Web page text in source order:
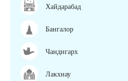
Хайдарабад
Бангалор
Чандигарх
Лакхнау